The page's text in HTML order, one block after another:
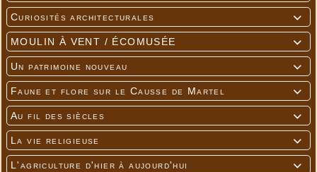

Curiosités architecturales

MOULIN À VENT / ÉCOMUSÉE

Un patrimoine nouveau

Faune et flore sur le Causse de Martel

Au fil des siècles

La vie religieuse

L'agriculture d'hier à aujourd'hui